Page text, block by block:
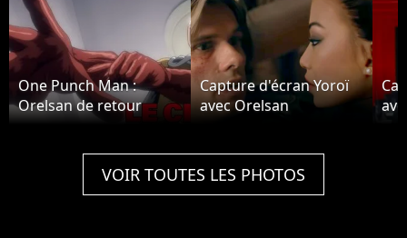
One Punch Man :
Orelsan de retour
Capture d'écran Yoroï
avec Orelsan
VOIR TOUTES LES PHOTOS